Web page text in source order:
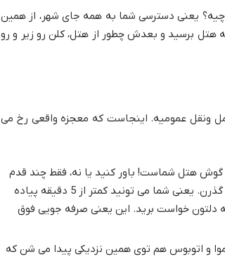
یعنی دسترسی شما به همه جای شهر، از همین
هتل برسید و بعدش چطور از هتل، کلن رو زیر و رو
ونقل عمومیه. اینجاست که معجزه واقعی رخ می
گوش هتل شماست! باور کنید یا نه، فقط چند قدم
از اینجا می گذرن. یعنی شما می تونید کمتر از 5 دقیقه پیاده
دلتون خواست برید. این یعنی صرفه جویی فوق
و اتوبوس هم توی همین نزدیکی پیدا می شن که